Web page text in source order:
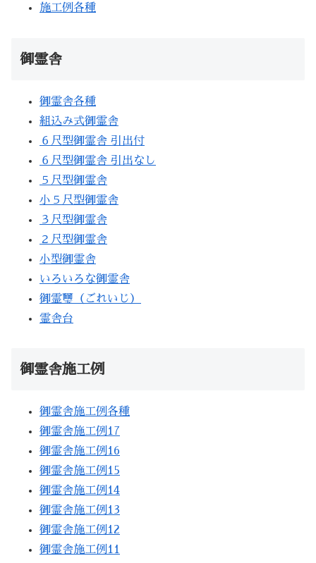
施工例各種
御霊舎
御霊舎各種
組込み式御霊舎
６尺型御霊舎 引出付
６尺型御霊舎 引出なし
５尺型御霊舎
小５尺型御霊舎
３尺型御霊舎
２尺型御霊舎
小型御霊舎
いろいろな御霊舎
御霊璽（ごれいじ）
霊舎台
御霊舎施工例
御霊舎施工例各種
御霊舎施工例17
御霊舎施工例16
御霊舎施工例15
御霊舎施工例14
御霊舎施工例13
御霊舎施工例12
御霊舎施工例11